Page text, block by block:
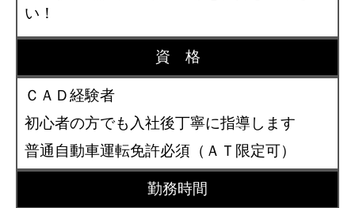
い！
資 格
ＣＡＤ経験者
初心者の方でも入社後丁寧に指導します
普通自動車運転免許必須（ＡＴ限定可）
勤務時間